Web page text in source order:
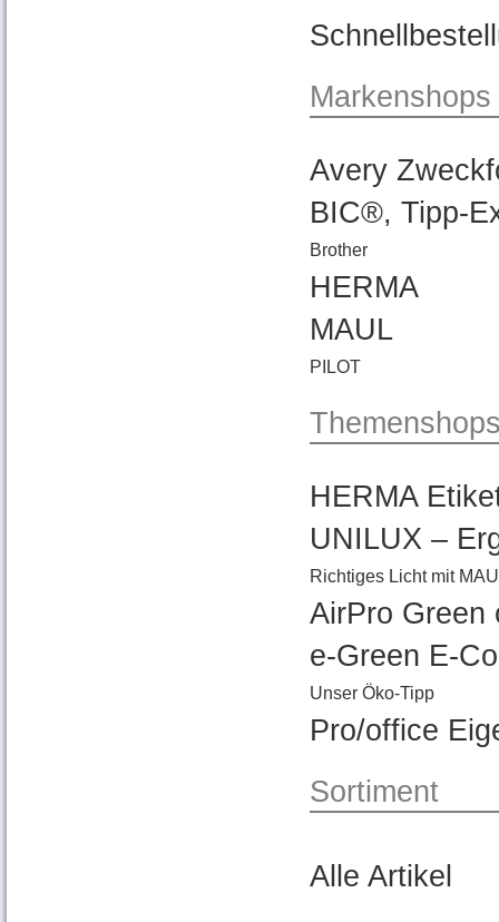
Markenshops
Avery
BIC®, Tipp-
Brother
HERMA
MAUL
PILOT
HERMA
UNILUX –
Richtiges Licht mit
AirPro Green
e-Green E-
Unser Öko-Tipp
Pro/office
Sortiment
Alle Artikel